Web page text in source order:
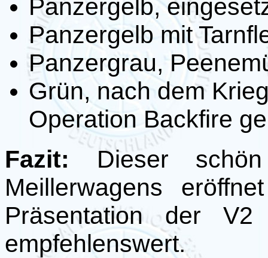
Panzergelb,
Panzergelb mit
Panzergrau,
Grün, nach dem
Operation Backfire
Fazit: Dieser
Meillerwagens
Präsentation der
empfehlenswert.